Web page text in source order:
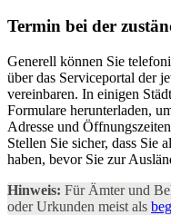
Termin bei der
Generell können Sie
über das Serviceportal der
vereinbaren. In einigen
Formulare herunterladen,
Adresse und
Stellen Sie sicher, dass Sie
haben, bevor Sie zur
Hinweis: Für Ämter und
oder Urkunden meist als